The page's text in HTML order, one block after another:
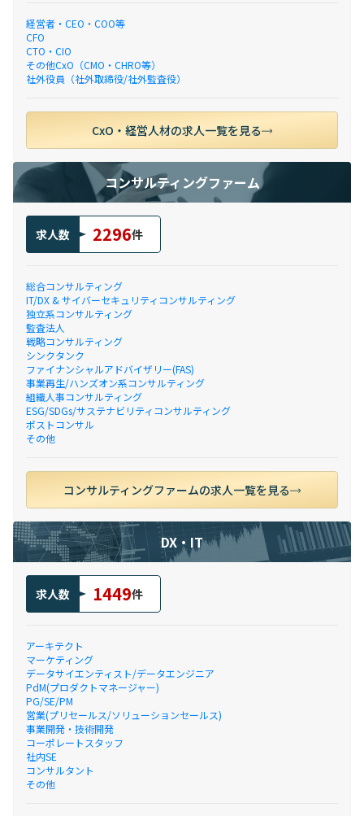
経営者・CEO・COO等
CFO
CTO・CIO
その他CxO（CMO・CHRO等）
社外役員（社外取締役/社外監査役）
CxO・経営人材の求人一覧を見る
コンサルティングファーム
求人数 2296件
総合コンサルティング
IT/DX & サイバーセキュリティコンサルティング
独立系コンサルティング
監査法人
戦略コンサルティング
シンクタンク
ファイナンシャルアドバイザリー(FAS)
事業再生/ハンズオン系コンサルティング
組織人事コンサルティング
ESG/SDGs/サステナビリティコンサルティング
ポストコンサル
その他
コンサルティングファームの求人一覧を見る
DX・IT
求人数 1449件
アーキテクト
マーケティング
データサイエンティスト/データエンジニア
PdM(プロダクトマネージャー)
PG/SE/PM
営業(プリセールス/ソリューションセールス)
事業開発・技術開発
コーポレートスタッフ
社内SE
コンサルタント
その他